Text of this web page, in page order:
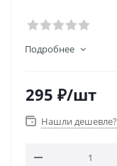
Подробнее
295 ₽/шт
Нашли дешевле?